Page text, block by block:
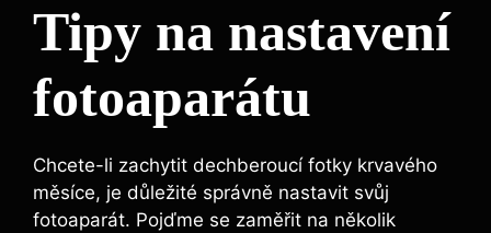
Tipy na‌ nastavení
fotoaparátu
Chcete-li zachytit​ dechberoucí fotky krvavého
měsíce, je důležité správně ⁢nastavit svůj
fotoaparát. ​Pojďme ‍se zaměřit na ‌několik